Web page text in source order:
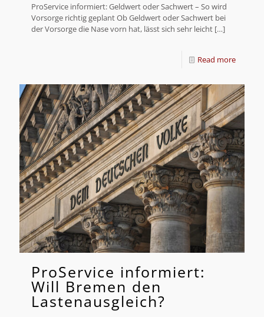
ProService informiert: Geldwert oder Sachwert – So wird
Vorsorge richtig geplant Ob Geldwert oder Sachwert bei
der Vorsorge die Nase vorn hat, lässt sich sehr leicht […]
Read more
ProService informiert:
Will Bremen den
Lastenausgleich?